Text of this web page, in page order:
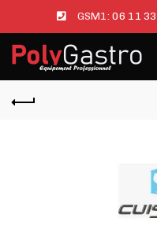
GSM1:06 11